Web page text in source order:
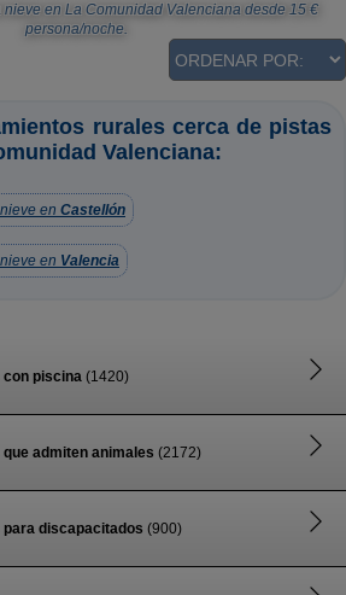
en La Comunidad Valenciana desde 15 €
persona/noche.
rurales cerca de pistas
Valenciana:
en Castellón
en Valencia
piscina (1420)
admiten animales (2172)
discapacitados (900)